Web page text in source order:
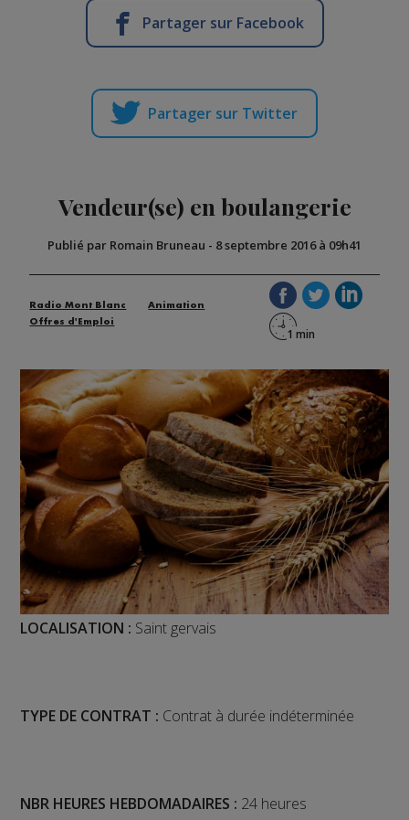
Partager sur Facebook
Partager sur Twitter
Vendeur(se) en boulangerie
Publié par Romain Bruneau - 8 septembre 2016 à 09h41
Radio Mont Blanc
Animation
Offres d'Emploi
LOCALISATION : Saint gervais
TYPE DE CONTRAT : Contrat à durée indéterminée
NBR HEURES HEBDOMADAIRES : 24 heures